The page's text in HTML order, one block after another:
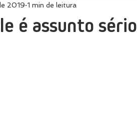
é assunto sério
2019 1 min de leitura